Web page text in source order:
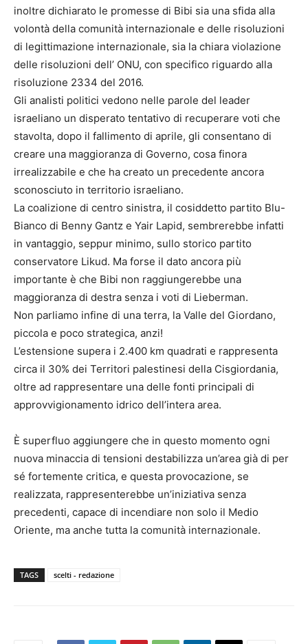
inoltre dichiarato le promesse di Bibi sia una sfida alla
volontà della comunità internazionale e delle risoluzioni
di legittimazione internazionale, sia la chiara violazione
delle risoluzioni dell’ ONU, con specifico riguardo alla
risoluzione 2334 del 2016.
Gli analisti politici vedono nelle parole del leader
israeliano un disperato tentativo di recuperare voti che
stavolta, dopo il fallimento di aprile, gli consentano di
creare una maggioranza di Governo, cosa finora
irrealizzabile e che ha creato un precedente ancora
sconosciuto in territorio israeliano.
La coalizione di centro sinistra, il cosiddetto partito Blu-
Bianco di Benny Gantz e Yair Lapid, sembrerebbe infatti
in vantaggio, seppur minimo, sullo storico partito
conservatore Likud. Ma forse il dato ancora più
importante è che Bibi non raggiungerebbe una
maggioranza di destra senza i voti di Lieberman.
Non parliamo infine di una terra, la Valle del Giordano,
piccola e poco strategica, anzi!
L’estensione supera i 2.400 km quadrati e rappresenta
circa il 30% dei Territori palestinesi della Cisgiordania,
oltre ad rappresentare una delle fonti principali di
approvvigionamento idrico dell’intera area.
È superfluo aggiungere che in questo momento ogni
nuova minaccia di tensioni destabilizza un’area già di per
sé fortemente critica, e questa provocazione, se
realizzata, rappresenterebbe un’iniziativa senza
precedenti, capace di incendiare non solo il Medio
Oriente, ma anche tutta la comunità internazionale.
TAGS scelti - redazione